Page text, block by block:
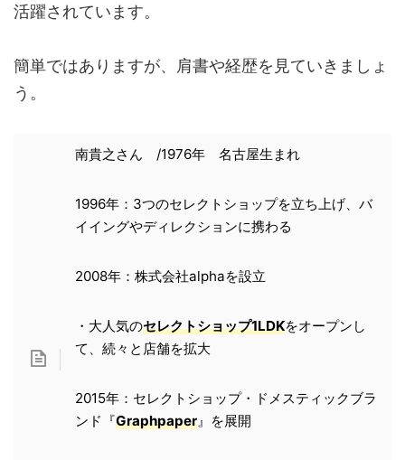
活躍されています。
簡単ではありますが、肩書や経歴を見ていきましょ
う。
南貴之さん /1976年 名古屋生まれ
1996年：3つのセレクトショップを立ち上げ、バ
イイングやディレクションに携わる
2008年：株式会社alphaを設立
・大人気のセレクトショップ1LDKをオープンし
て、続々と店舗を拡大
2015年：セレクトショップ・ドメスティックブラ
ンド『Graphpaper』を展開